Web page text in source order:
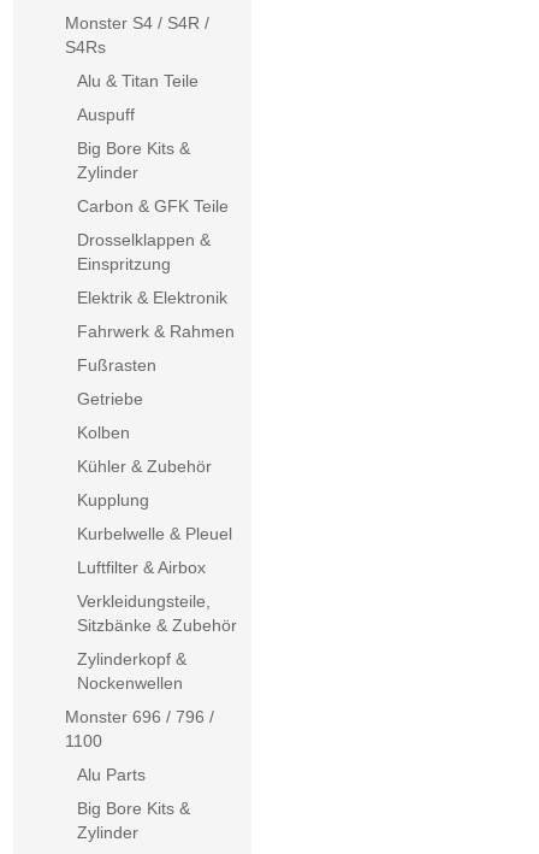
Monster S4 / S4R /
S4Rs
Alu & Titan Teile
Auspuff
Big Bore Kits &
Zylinder
Carbon & GFK Teile
Drosselklappen &
Einspritzung
Elektrik & Elektronik
Fahrwerk & Rahmen
Fußrasten
Getriebe
Kolben
Kühler & Zubehör
Kupplung
Kurbelwelle & Pleuel
Luftfilter & Airbox
Verkleidungsteile,
Sitzbänke & Zubehör
Zylinderkopf &
Nockenwellen
Monster 696 / 796 /
1100
Alu Parts
Big Bore Kits &
Zylinder